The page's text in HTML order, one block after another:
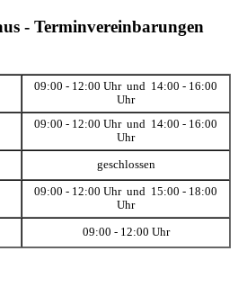
- Terminvereinbarungen
09:00 - 12:00 Uhr und 14:00 - 16:00
Uhr
09:00 - 12:00 Uhr und 14:00 - 16:00
Uhr
geschlossen
09:00 - 12:00 Uhr und 15:00 - 18:00
Uhr
09:00 - 12:00 Uhr